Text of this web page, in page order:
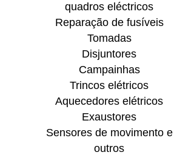
quadros eléctricos
Reparação de fusíveis
Tomadas
Disjuntores
Campainhas
Trincos elétricos
Aquecedores elétricos
Exaustores
Sensores de movimento e
outros